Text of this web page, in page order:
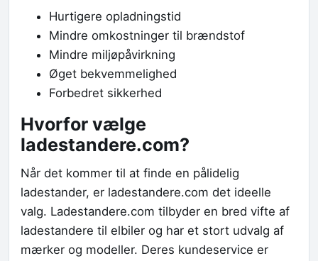
Hurtigere opladningstid
Mindre omkostninger til brændstof
Mindre miljøpåvirkning
Øget bekvemmelighed
Forbedret sikkerhed
Hvorfor vælge
ladestandere.com?
Når det kommer til at finde en pålidelig
ladestander, er ladestandere.com det ideelle
valg. Ladestandere.com tilbyder en bred vifte af
ladestandere til elbiler og har et stort udvalg af
mærker og modeller. Deres kundeservice er